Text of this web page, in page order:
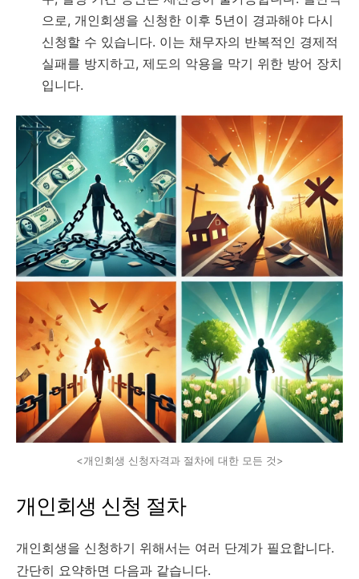
으로, 개인회생을 신청한 이후 5년이 경과해야 다시
신청할 수 있습니다. 이는 채무자의 반복적인 경제적
실패를 방지하고, 제도의 악용을 막기 위한 방어 장치
입니다.
<개인회생 신청자격과 절차에 대한 모든 것>
개인회생 신청 절차
개인회생을 신청하기 위해서는 여러 단계가 필요합니다.
간단히 요약하면 다음과 같습니다.